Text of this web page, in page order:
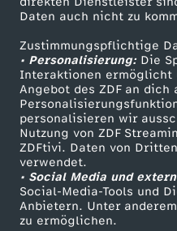
Daten auch nicht zu
Zustimmungspflichtige
• Personalisierung:Die
Interaktionen ermöglicht
Angebot des ZDF an dich
personalisieren wir
Nutzung von ZDF
ZDFtivi. Daten von
verwendet.
• Social Media und
Social-Media-Tools und
Anbietern. Unter
zu ermöglichen.
i
r
b
o
a
ZDFtext
Livestreams
Sendungen A-Z
TV-Programm
ZDF Unternehmen
Karriere